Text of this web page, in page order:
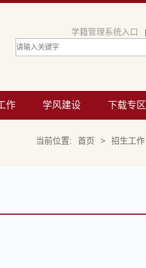
学籍管理系统入口
作 学风建设 下载专区
当前位置: 首页 > 招生工作